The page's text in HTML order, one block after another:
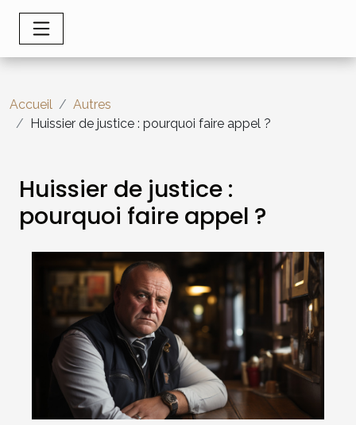
Accueil
Autres
Huissier de justice : pourquoi faire appel ?
Huissier de justice :
pourquoi faire appel ?